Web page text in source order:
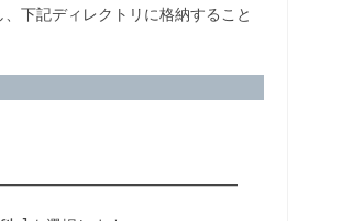
下記ディレクトリに格納すること